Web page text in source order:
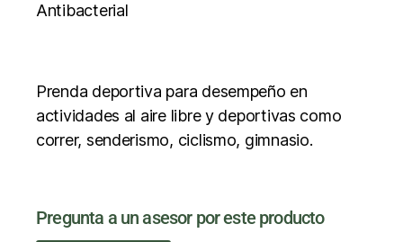
Antibacterial
Prenda deportiva para desempeño en
actividades al aire libre y deportivas como
correr, senderismo, ciclismo, gimnasio.
Pregunta a un asesor por este producto